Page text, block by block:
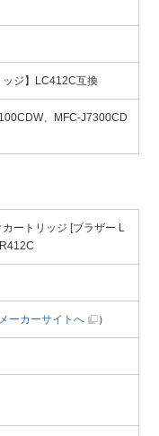
ッジ】LC412C互換
、MFC-J7300CD
ートリッジ [ブラザー L
メーカーサイトへ ）